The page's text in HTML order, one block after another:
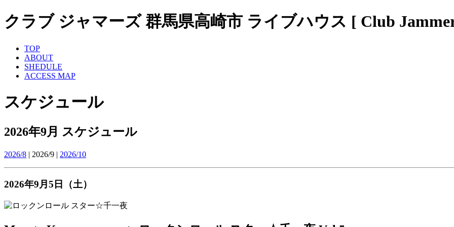
クラブ ジャマーズ 群馬県高崎市 ライブハウス [ Club
TOP
ABOUT
SHEDULE
ACCESS MAP
スケジュール
2026年9月 スケジュール
2026/8 | 2026/9 | 2026/10
2026年9月5日（土）